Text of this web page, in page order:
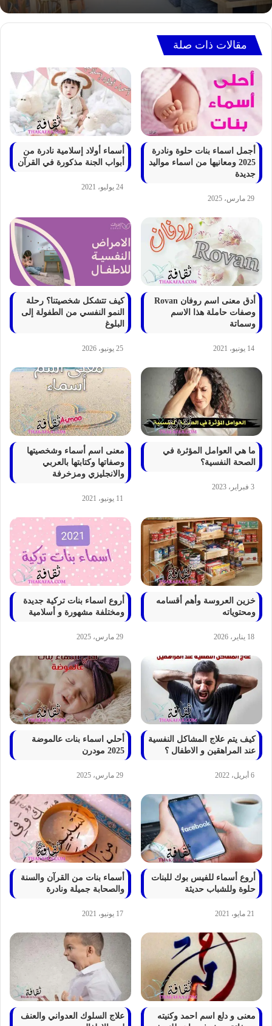
مقالات ذات صلة
أجمل اسماء بنات حلوة ونادرة
2025 ومعانيها من اسماء مواليد
جديدة
29 مارس، 2025
أسماء أولاد إسلامية نادرة من
أبواب الجنة مذكورة في القرآن
24 يوليو، 2021
أدق معنى اسم روفان Rovan
وصفات حاملة هذا الاسم
وسماتة
14 يونيو، 2021
كيف تتشكل شخصيتنا؟ رحلة
النمو النفسي من الطفولة إلى
البلوغ
25 يونيو، 2026
ما هي العوامل المؤثرة في
الصحة النفسية؟
3 فبراير، 2023
معنى اسم أسماء وشخصيتها
وصفاتها وكتابتها بالعربي
والانجليزي ومزخرفة
11 يونيو، 2021
خزين العروسة وأهم أقسامه
ومحتوياته
18 يناير، 2026
أروع اسماء بنات تركية جديدة
ومختلفة مشهورة و أسلامية
29 مارس، 2025
كيف يتم علاج المشاكل النفسية
عند المراهقين و الاطفال ؟
6 أبريل، 2022
أحلي اسماء بنات عالموضة
2025 مودرن
29 مارس، 2025
أروع أسماء للفيس بوك للبنات
حلوة وللشباب حديثة
21 مايو، 2021
أسماء بنات من القرآن والسنة
والصحابة جميلة ونادرة
17 يونيو، 2021
معنى و دلع اسم احمد وكنيته
علاج السلوك العدواني والعنف